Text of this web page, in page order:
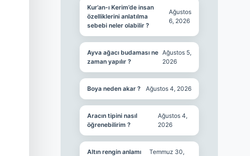
Kur’an-ı Kerim’de insan
özelliklerini anlatılma
sebebi neler olabilir ?
Ağustos
6, 2026
Ayva ağacı budaması ne
zaman yapılır ?
Ağustos 5,
2026
Boya neden akar ? Ağustos 4, 2026
Aracın tipini nasıl
öğrenebilirim ?
Ağustos 4,
2026
Altın rengin anlamı
Temmuz 30,